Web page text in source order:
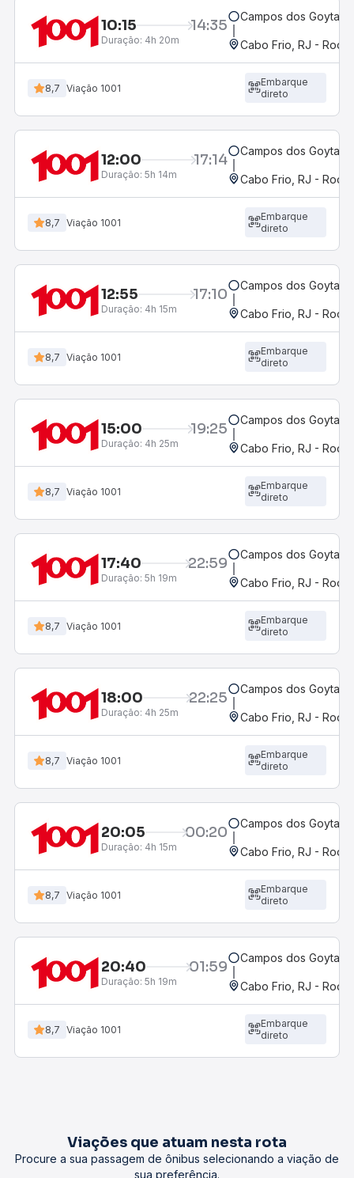
10:15 14:35
Duração: 4h 20m
Campos dos
Cabo Frio, RJ -
8,7 Viação 1001
Embarque
direto
12:00 17:14
Duração: 5h 14m
Campos dos
Cabo Frio, RJ -
8,7 Viação 1001
Embarque
direto
12:55 17:10
Duração: 4h 15m
Campos dos
Cabo Frio, RJ -
8,7 Viação 1001
Embarque
direto
15:00 19:25
Duração: 4h 25m
Campos dos
Cabo Frio, RJ -
8,7 Viação 1001
Embarque
direto
17:40 22:59
Duração: 5h 19m
Campos dos
Cabo Frio, RJ -
8,7 Viação 1001
Embarque
direto
18:00 22:25
Duração: 4h 25m
Campos dos
Cabo Frio, RJ -
8,7 Viação 1001
Embarque
direto
20:05 00:20
Duração: 4h 15m
Campos dos
Cabo Frio, RJ -
8,7 Viação 1001
Embarque
direto
20:40 01:59
Duração: 5h 19m
Campos dos
Cabo Frio, RJ -
8,7 Viação 1001
Embarque
direto
Viações que atuam nesta rota
Procure a sua passagem de ônibus selecionando a viação de
sua preferência.